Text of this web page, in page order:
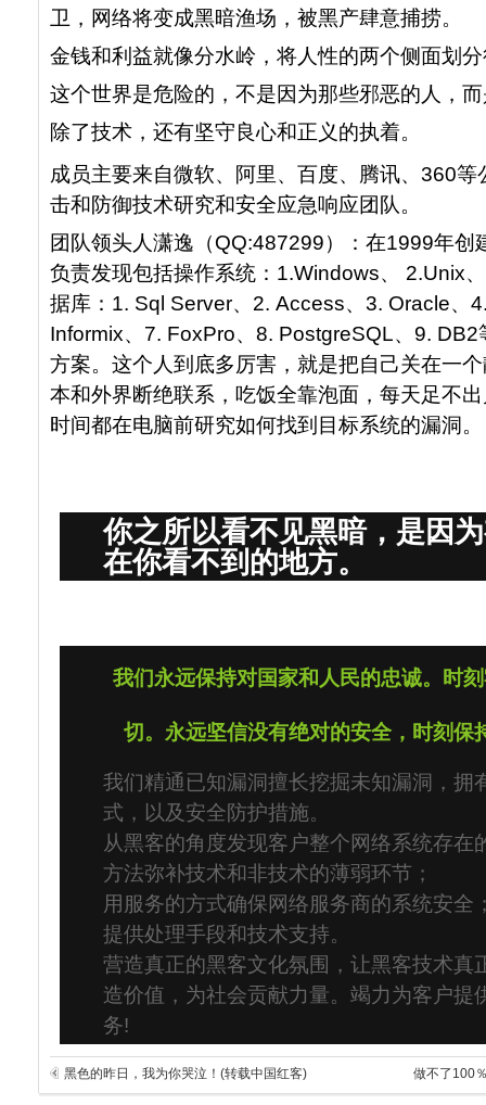
卫，网络将变成黑暗渔场，被黑产肆意捕捞。
金钱和利益就像分水岭，将人性的两个侧面划
这个世界是危险的，不是因为那些邪恶的人，
除了技术，还有坚守良心和正义的执着。
成员主要来自微软、阿里、百度、腾讯、360
击和防御技术研究和安全应急响应团队。
团队领头人潇逸（QQ:487299）：在1999年创
负责发现包括操作系统：1.Windows、 2.Unix
据库：1. Sql Server、2. Access、3. Oracle、
Informix、7. FoxPro、8. PostgreSQL、9.
方案。这个人到底多厉害，就是把自己关在一
本和外界断绝联系，吃饭全靠泡面，每天足不
时间都在电脑前研究如何找到目标系统的漏洞。
你之所以看不见黑暗，是因
在你看不到的地方。
我们永远保持对国家和人民的忠诚。时
切。永远坚信没有绝对的安全，时刻保
我们精通已知漏洞擅长挖掘未知漏洞，拥
式，以及安全防护措施。
从黑客的角度发现客户整个网络系统存在
方法弥补技术和非技术的薄弱环节；
用服务的方式确保网络服务商的系统安全
提供处理手段和技术支持。
营造真正的黑客文化氛围，让黑客技术真
造价值，为社会贡献力量。竭力为客户提
务!
黑色的昨日，我为你哭泣！(转载中国红客) 做不了100